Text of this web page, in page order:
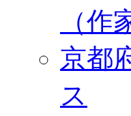
（作
京都
ス